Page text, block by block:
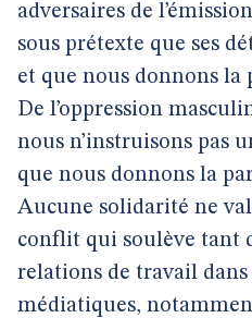
adversaires de
sous prétexte que ses
et que nous donnons la
De l’oppression
nous n’instruisons pas
que nous donnons la
Aucune solidarité ne
conflit qui soulève tant
relations de travail dans
médiatiques,